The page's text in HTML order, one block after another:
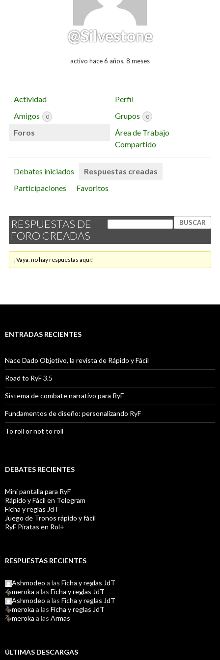
@Silvestone
activo hace 6 años, 8 meses
Actividad
Perfil
Amigos
0 Grupos 0
Foros
Área de Trabajo
Compartido
Debates iniciados
Respuestas creadas
Participaciones
Favoritos
RESPUESTAS DE
FORO CREADAS
¡Vaya, no hay respuestas aquí!
ENTRADAS RECIENTES
Nace Dado Objetivo, la revista de Rápido y Fácil
Road to RyF 3.5
Sistema de combate narrativo para RyF
Fundamentos de diseño: personalizando RyF
To roll or not to roll
DEBATES RECIENTES
Mini pantalla para RyF
Rápido y Fácil en Telegram
Ficha y reglas JdT
Juego de Tronos rápido y fácil
RyF Piratas en Rol+
RESPUESTAS RECIENTES
Ashmodeo a las Ficha y reglas JdT
meroka a las Ficha y reglas JdT
Ashmodeo a las Ficha y reglas JdT
meroka a las Ficha y reglas JdT
meroka a las Armas
ÚLTIMAS DESCARGAS